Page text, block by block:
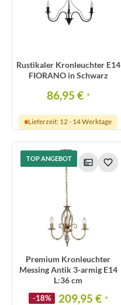
Rustikaler Kronleuchter E14
FIORANO in Schwarz
86,95 € *
Lieferzeit: 12 - 14 Werktage
TOP ANGEBOT
Premium Kronleuchter
Messing Antik 3-armig E14
L:36 cm
-18% 209,95 € *